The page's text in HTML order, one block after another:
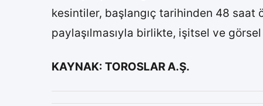
kesintiler, başlangıç tarihinden 48 saat
paylaşılmasıyla birlikte, işitsel ve
KAYNAK: TOROSLAR A.Ş.